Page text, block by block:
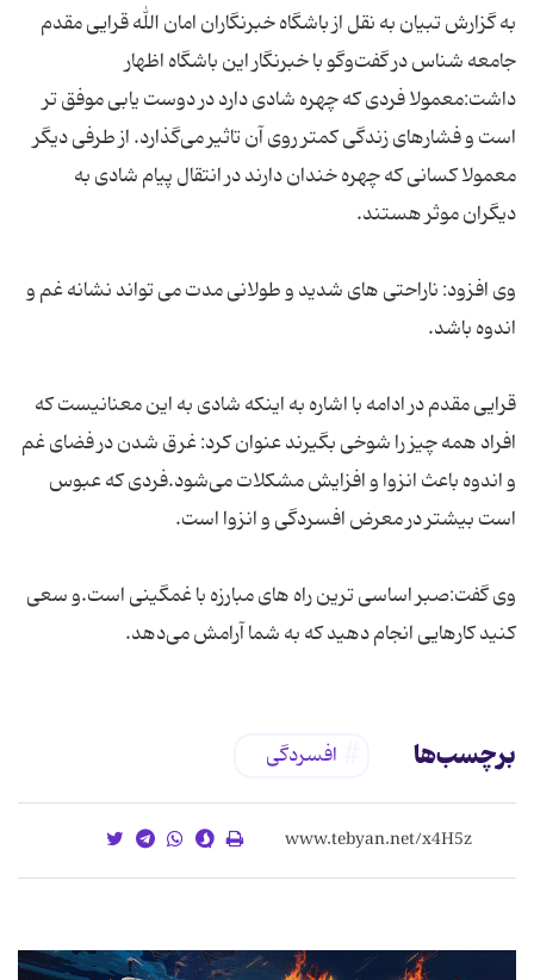
به گزارش تبیان به نقل از باشگاه خبرنگاران امان الله قرایی مقدم
جامعه شناس در گفت‌وگو با خبرنگار این باشگاه اظهار
داشت:معمولا فردی که چهره شادی دارد در دوست یابی موفق تر
است و فشارهای زندگی کمتر روی آن تاثیر می‌گذارد. از طرفی دیگر
معمولا کسانی که چهره خندان دارند در انتقال پیام شادی به
وی افزود: ناراحتی های شدید و طولانی مدت می تواند نشانه غم و
قرایی مقدم در ادامه با اشاره به اینکه شادی به این معنانیست که
افراد همه چیز را شوخی بگیرند عنوان کرد: غرق شدن در فضای غم
و اندوه باعث انزوا و افزایش مشکلات می‌شود.فردی که عبوس
وی گفت:صبر اساسی ترین راه های مبارزه با غمگینی است.و سعی
کنید کارهایی انجام دهید که به شما آرامش می‌دهد.
برچسب‌ها افسردگی